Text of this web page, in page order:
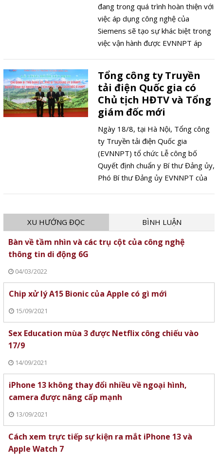
đang trong quá trình hoàn thiện với
việc áp dụng công nghệ của
Siemens sẽ tạo sự khác biệt trong
việc vận hành được EVNNPT áp
hoạt trong quá trình vận hành.
Tổng công ty Truyền
tải điện Quốc gia có
Chủ tịch HĐTV và Tổng
giám đốc mới
Ngày 18/8, tại Hà Nội, Tổng công
ty Truyền tải điện Quốc gia
(EVNNPT) tổ chức Lễ công bố
Quyết định chuẩn y Bí thư Đảng ủy,
Phó Bí thư Đảng ủy EVNNPT của
viên, Thành viên HĐTV kiêm Tổng
giám đốc EVNNPT của Hội đồng
thành viên EVN.
XU HƯỚNG ĐỌC BÌNH LUẬN
Bàn về tầm nhìn và các trụ cột của công nghệ
thông tin di động 6G
04/03/2022
Chip xử lý A15 Bionic của Apple có gì mới
15/09/2021
Sex Education mùa 3 được Netflix công chiếu vào
17/9
14/09/2021
iPhone 13 không thay đổi nhiều về ngoại hình,
camera được nâng cấp mạnh
13/09/2021
Cách xem trực tiếp sự kiện ra mắt iPhone 13 và
Apple Watch 7